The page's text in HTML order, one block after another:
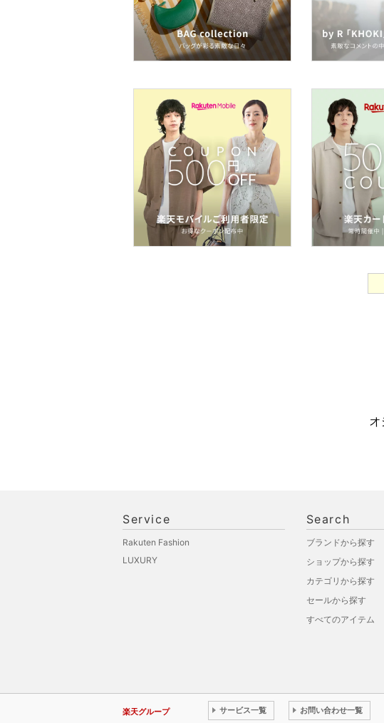
ボディケア・オーラルケ
フレグランス
メイク道具・美容器具
コフレ・キット・セット
食器・調理器具・キッチ
ン用品
インテリア・生活雑貨
Service
Rakuten Fashion
LUXURY
Search
ブランドから探す
ショップから探す
カテゴリから探す
セールから探す
すべてのアイテム
楽天グループ サービス一覧 お問い合わせ一覧